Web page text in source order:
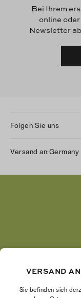
Bei Ihrem
online
Newsletter
Folgen Sie uns
Twitter
Versand an:Germany
Die
VERSAND
Sie befinden sich